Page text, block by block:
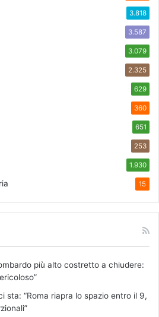
3.818
3.587
3.079
2.325
629
360
651
253
1.930
15
più alto costretto a chiudere:
sta: “Roma riapra lo spazio entro il 9,